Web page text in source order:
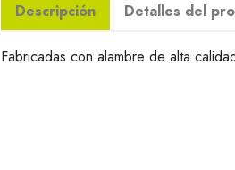
Descripción Detalles del
Fabricadas con alambre de alta